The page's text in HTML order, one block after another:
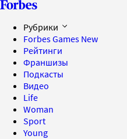
Рубрики
Forbes Games New
Рейтинги
Франшизы
Подкасты
Видео
Life
Woman
Sport
Young